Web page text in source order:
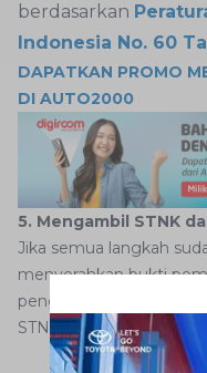
berdasarkan
Indonesia No. 60
DAPATKAN PROMO
DI AUTO2000
5. Mengambil STNK
Jika semua langkah
menyerahkan bukti
pengambilan STNK
STNK baru selesai.